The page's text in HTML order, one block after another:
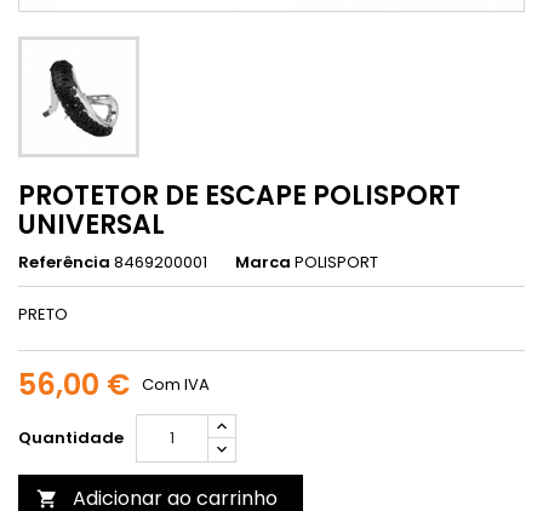
PROTETOR DE ESCAPE POLISPORT
UNIVERSAL
Referência 8469200001 Marca POLISPORT
PRETO
56,00 € Com IVA
Quantidade
 Adicionar ao carrinho